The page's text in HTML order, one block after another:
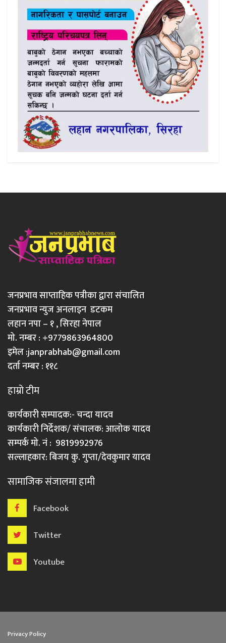
जनप्रभाव साप्ताहिक पत्रीका द्वारा संचालित
जनप्रभाव न्युज अनलाइन डटकम
लहान नपा – १ , सिरहा नेपाल
मो. नम्बर : +9779863964800
इमेल :janprabhab@gmail.com
दर्ता नम्बर : ११८
हाम्रो टीम
कार्यकारी सम्पादक:- चन्दा यादव
कार्यकारी निर्देशक/ संचालक: आलोक यादव
सम्पर्क मो. नं : 9819992976
सल्लाहकार: बिजय कु. गुप्ता/देवकुमार यादव
सामाजिक संजालमा हामी
Facebook
Twitter
Youtube
Privacy Policy